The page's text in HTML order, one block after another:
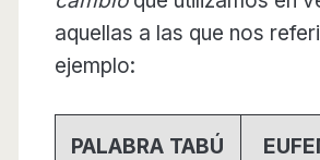
aquellas a las que nos
ejemplo:
PALABRA TABÚ